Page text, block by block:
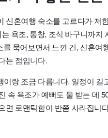
신혼여행 숙소를 고르다가 저
욕조, 통창, 조식 바구니까
묵어보면서 느낀 건, 신혼여
는 점입니다.
랑 조금 다릅니다. 일정이
속 욕조가 예뻐도 물 받는 데
면 로맨틱함이 반쯤 사라집니